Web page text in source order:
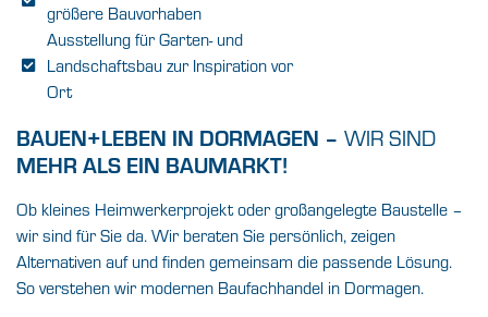
größere Bauvorhaben
Ausstellung für Garten- und
Landschaftsbau zur Inspiration vor
Ort
BAUEN+LEBEN IN DORMAGEN – WIR SIND
MEHR ALS EIN BAUMARKT!
Ob kleines Heimwerkerprojekt oder großangelegte Baustelle –
wir sind für Sie da. Wir beraten Sie persönlich, zeigen
Alternativen auf und finden gemeinsam die passende Lösung.
So verstehen wir modernen Baufachhandel in Dormagen.